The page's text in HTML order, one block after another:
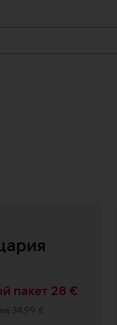
пакет 28 €
34,99 €